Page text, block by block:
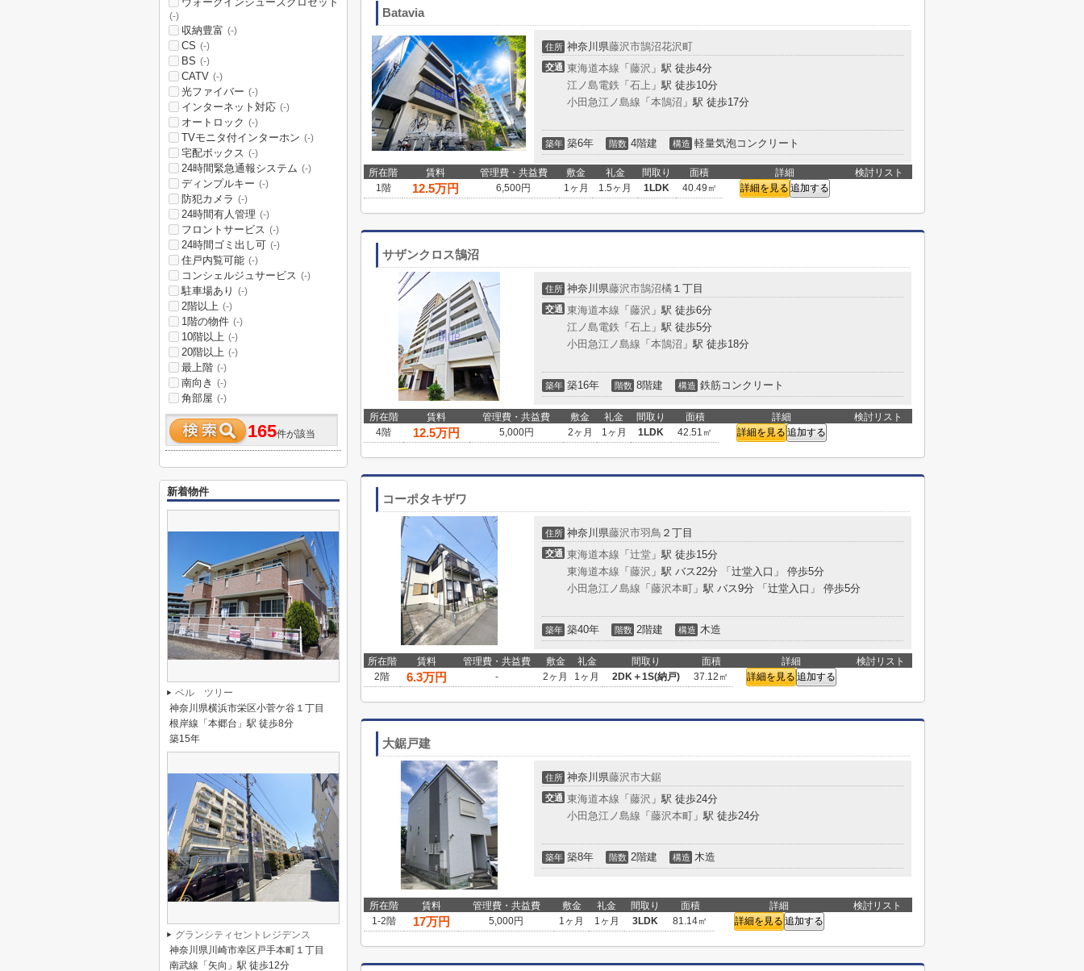
Batavia
住所 神奈川県藤沢市鵠沼花沢町
交通 東海道本線 「 藤沢 」駅 徒歩4分
江ノ島電鉄 「 石上 」駅 徒歩10分
小田急江ノ島線 「 本鵠沼 」駅 徒歩17分
築年 築6年 階数 4階建 構造 軽量気泡コンクリート
所在階 賃料 管理費・共益費 敷金 礼金 間取り 面積 詳細
検討リスト
1階
12.5万円 6,500円 1ヶ月 1.5ヶ月 1LDK 40.49㎡ 詳細を見る 追加する
サザンクロス鵠沼
住所 神奈川県藤沢市鵠沼橘 １丁目
交通 東海道本線 「 藤沢 」駅 徒歩6分
江ノ島電鉄 「 石上 」駅 徒歩5分
小田急江ノ島線 「 本鵠沼 」駅 徒歩18分
築年 築16年 階数 8階建 構造 鉄筋コンクリート
所在階 賃料 管理費・共益費 敷金 礼金 間取り 面積 詳細
検討リスト
4階
12.5万円 5,000円 2ヶ月 1ヶ月 1LDK 42.51㎡ 詳細を見る 追加する
コーポタキザワ
住所 神奈川県藤沢市羽鳥 ２丁目
交通 東海道本線 「 辻堂 」駅 徒歩15分
東海道本線 「 藤沢 」駅 バス22分 「辻堂入口」 停歩5分
小田急江ノ島線 「 藤沢本町 」駅 バス9分 「辻堂入口」 停歩5分
築年 築40年 階数 2階建 構造 木造
所在階 賃料 管理費・共益費 敷金 礼金 間取り 面積 詳細
検討リスト
2階
6.3万円 - 2ヶ月 1ヶ月 2DK＋1S(納戸) 37.12㎡ 詳細を見る 追加する
大鋸戸建
住所 神奈川県藤沢市大鋸
交通 東海道本線 「 藤沢 」駅 徒歩24分
小田急江ノ島線 「 藤沢本町 」駅 徒歩24分
築年 築8年 階数 2階建 構造 木造
所在階 賃料 管理費・共益費 敷金 礼金 間取り 面積 詳細
検討リスト
1-2階
17万円 5,000円 1ヶ月 1ヶ月 3LDK 81.14㎡ 詳細を見る 追加する
(-)
収納豊富 (-)
CS (-)
BS (-)
CATV (-)
光ファイバー (-)
インターネット対応 (-)
オートロック (-)
TVモニタ付インターホン (-)
宅配ボックス (-)
24時間緊急通報システム (-)
ディンプルキー (-)
防犯カメラ (-)
24時間有人管理 (-)
フロントサービス (-)
24時間ゴミ出し可 (-)
住戸内覧可能 (-)
コンシェルジュサービス (-)
駐車場あり (-)
2階以上 (-)
1階の物件 (-)
10階以上 (-)
20階以上 (-)
最上階 (-)
南向き (-)
角部屋 (-)
165件が該当
新着物件
ベル ツリー
神奈川県横浜市栄区小菅ケ谷１丁目
根岸線「本郷台」駅 徒歩8分
築15年
グランシティセントレジデンス
神奈川県川崎市幸区戸手本町１丁目
南武線「矢向」駅 徒歩12分